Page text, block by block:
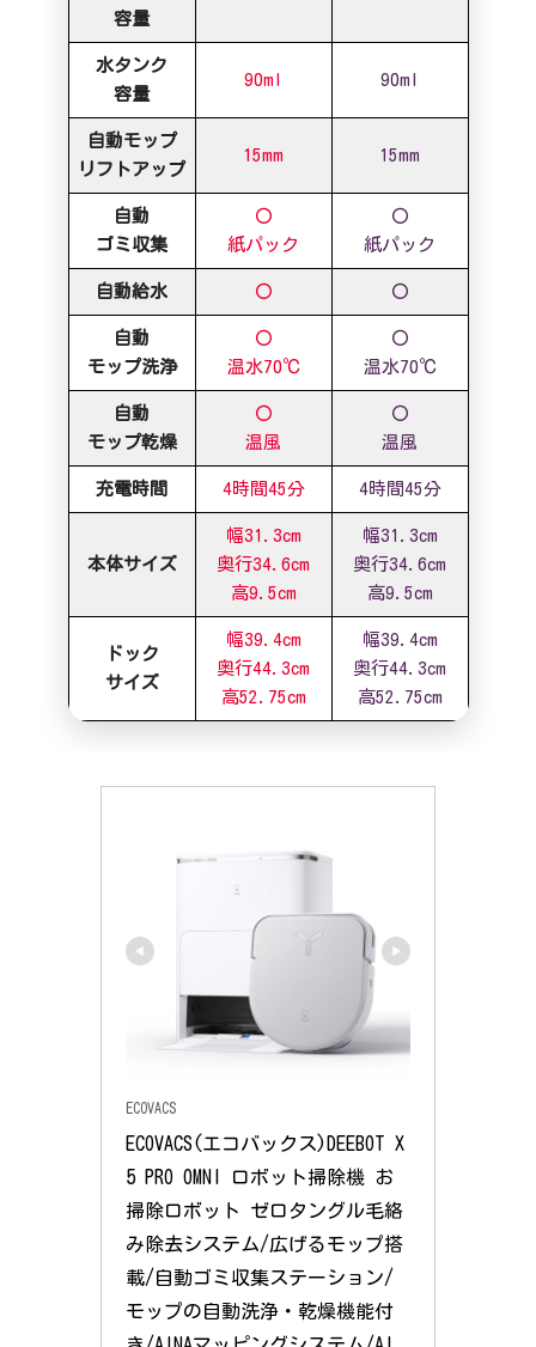
容量
水タンク
容量
90ml 90ml
自動モップ
リフトアップ
15mm 15mm
自動
ゴミ収集
〇
紙パック
〇
紙パック
自動給水 〇 〇
自動
モップ洗浄
〇
温水70℃
〇
温水70℃
自動
モップ乾燥
〇
温風
〇
温風
充電時間 4時間45分 4時間45分
本体サイズ
幅31.3cm
奥行34.6cm
高9.5cm
幅31.3cm
奥行34.6cm
高9.5cm
ドック
サイズ
幅39.4cm
奥行44.3cm
高52.75cm
幅39.4cm
奥行44.3cm
高52.75cm
ECOVACS
ECOVACS(エコバックス)DEEBOT X
5 PRO OMNI ロボット掃除機 お
掃除ロボット ゼロタングル毛絡
み除去システム/広げるモップ搭
載/自動ゴミ収集ステーション/
モップの自動洗浄・乾燥機能付